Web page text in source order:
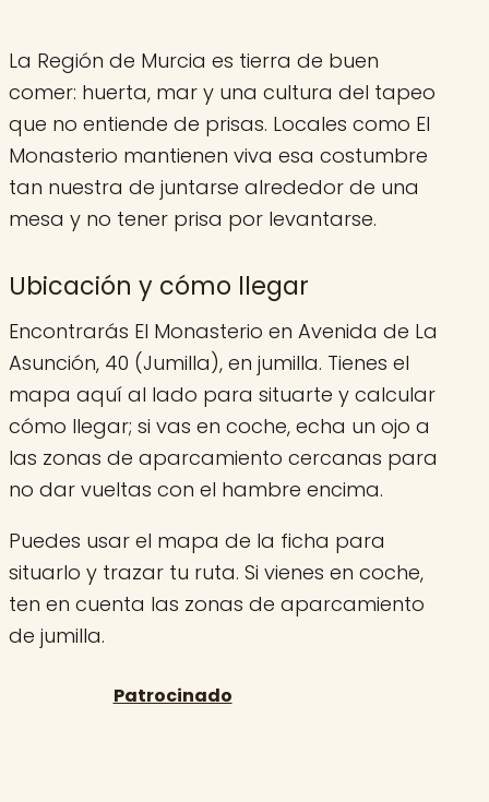
La Región de Murcia es tierra de buen
comer: huerta, mar y una cultura del tapeo
que no entiende de prisas. Locales como El
Monasterio mantienen viva esa costumbre
tan nuestra de juntarse alrededor de una
mesa y no tener prisa por levantarse.
Ubicación y cómo llegar
Encontrarás El Monasterio en Avenida de La
Asunción, 40 (Jumilla), en jumilla. Tienes el
mapa aquí al lado para situarte y calcular
cómo llegar; si vas en coche, echa un ojo a
las zonas de aparcamiento cercanas para
no dar vueltas con el hambre encima.
Puedes usar el mapa de la ficha para
situarlo y trazar tu ruta. Si vienes en coche,
ten en cuenta las zonas de aparcamiento
de jumilla.